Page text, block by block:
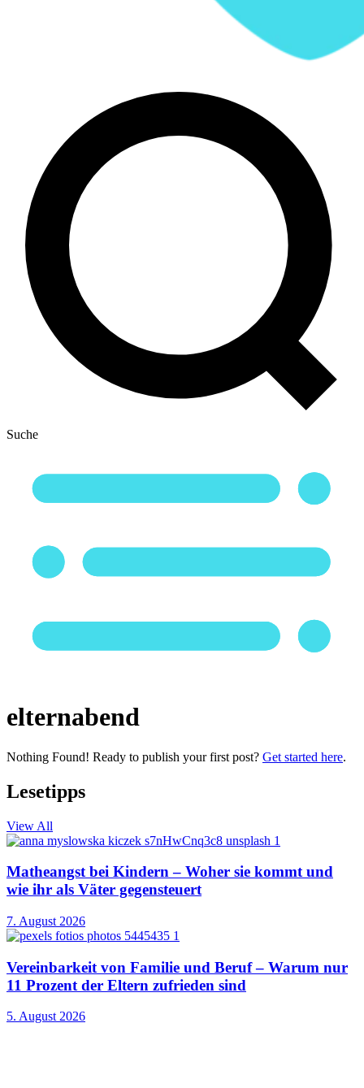
Suche
elternabend
Nothing Found! Ready to publish your first post? Get started here.
Lesetipps
View All
Matheangst bei Kindern – Woher sie kommt und
wie ihr als Väter gegensteuert
7. August 2026
Vereinbarkeit von Familie und Beruf – Warum nur
11 Prozent der Eltern zufrieden sind
5. August 2026